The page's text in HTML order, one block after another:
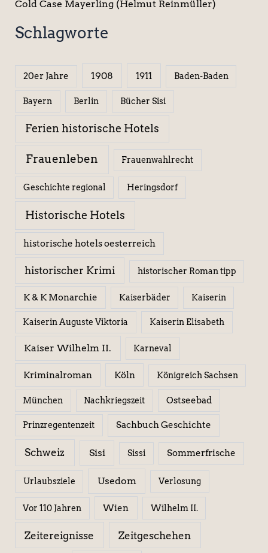
Cold Case Mayerling (Helmut Reinmüller)
Schlagworte
20er Jahre 1908 1911 Baden-Baden
Bayern Berlin Bücher Sisi
Ferien historische Hotels
Frauenleben Frauenwahlrecht
Geschichte regional Heringsdorf
Historische Hotels
historische hotels oesterreich
historischer Krimi historischer Roman tipp
K & K Monarchie Kaiserbäder Kaiserin
Kaiserin Auguste Viktoria Kaiserin Elisabeth
Kaiser Wilhelm II. Karneval
Kriminalroman Köln Königreich Sachsen
München Nachkriegszeit Ostseebad
Prinzregentenzeit Sachbuch Geschichte
Schweiz Sisi Sissi Sommerfrische
Urlaubsziele Usedom Verlosung
Vor 110 Jahren Wien Wilhelm II.
Zeitereignisse Zeitgeschehen